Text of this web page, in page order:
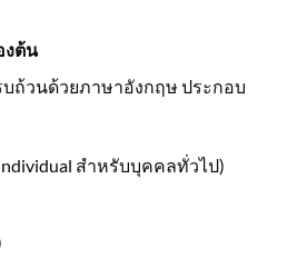
งต้น
ถ้วนด้วยภาษาอังกฤษ ประกอบ
สำหรับบุคคลทั่วไป)